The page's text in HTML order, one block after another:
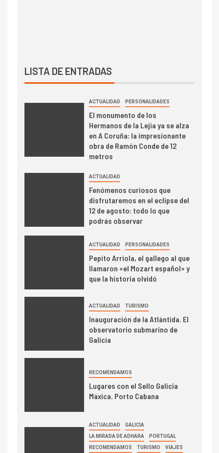
LISTA DE ENTRADAS
ACTUALIDAD PERSONALIDADES
El monumento de los
Hermanos de la Lejía ya se alza
en A Coruña: la impresionante
obra de Ramón Conde de 12
metros
ACTUALIDAD
Fenómenos curiosos que
disfrutaremos en el eclipse del
12 de agosto: todo lo que
podrás observar
ACTUALIDAD PERSONALIDADES
Pepito Arriola, el gallego al que
llamaron «el Mozart español» y
que la historia olvidó
ACTUALIDAD TURISMO
Inauguración de la Atlántida. El
observatorio submarino de
Galicia
RECOMENDAMOS
Lugares con el Sello Galicia
Máxica. Porto Cabana
ACTUALIDAD GALICIA
LA MIRADA DE ADHARA PORTUGAL
RECOMENDAMOS TURISMO VIAJES